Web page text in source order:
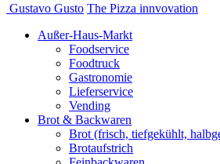
Gustavo Gusto The Pizza innvovation
Außer-Haus-Markt
Foodservice
Foodtruck
Gastronomie
Lieferservice
Vending
Brot & Backwaren
Brot (frisch, tiefgekühlt,
Brotaufstrich